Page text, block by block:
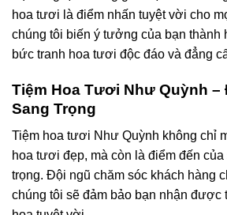
hoa tươi là điểm nhấn tuyệt vời cho
chúng tôi biến ý tưởng của bạn
bức tranh hoa tươi độc đáo và đẳng
Tiệm Hoa Tươi Như Quỳnh –
Sang Trọng
Tiệm hoa tươi Như Quỳnh không chỉ
hoa tươi đẹp, mà còn là điểm đến
trọng. Đội ngũ chăm sóc khách hàng
chúng tôi sẽ đảm bảo bạn nhận được